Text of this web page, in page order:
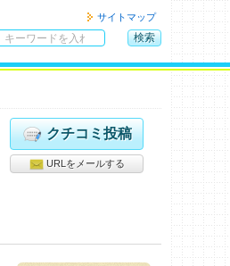
サイトマップ
検索
クチコミ投稿
URLをメールする